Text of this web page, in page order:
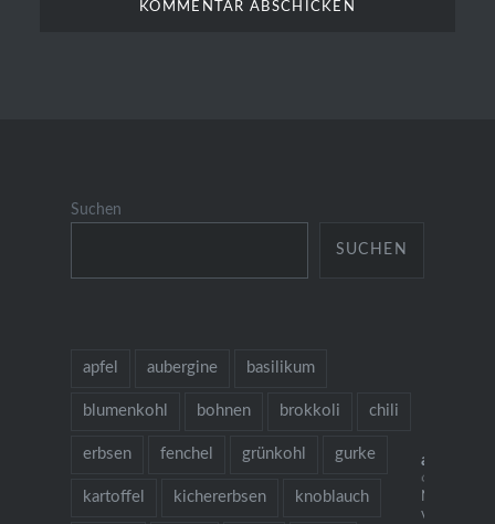
Suchen
SUCHEN
apfel aubergine basilikum
blumenkohl bohnen brokkoli chili
erbsen fenchel grünkohl gurke
kartoffel kichererbsen knoblauch
🌱 grow
Neu: mein